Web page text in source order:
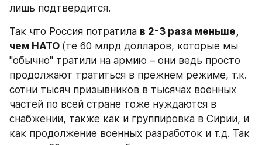
лишь подтвердится.
Так что Россия потратила в 2-3 раза меньше,
чем НАТО (те 60 млрд долларов, которые мы
"обычно" тратили на армию – они ведь просто
продолжают тратиться в прежнем режиме, т.к.
сотни тысяч призывников в тысячах военных
частей по всей стране тоже нуждаются в
снабжении, также как и группировка в Сирии, и
как продолжение военных разработок и т.д. Так